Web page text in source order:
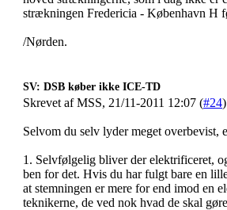
strækningen Fredericia - København H
/Nørden.
SV: DSB køber ikke ICE-TD
Skrevet af MSS, 21/11-2011 12:07 (#24)
Selvom du selv lyder meget overbevist,
1. Selvfølgelig bliver der elektrificeret,
ben for det. Hvis du har fulgt bare en
at stemningen er mere for end imod en
teknikerne, de ved nok hvad de skal